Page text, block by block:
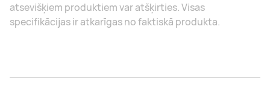
atsevišķiem produktiem var atšķirties. Visas
specifikācijas ir atkarīgas no faktiskā produkta.